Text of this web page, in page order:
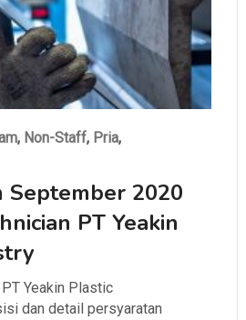
, Non-Staff, Pria,
September 2020
PT Yeakin
Yeakin Plastic
dan detail persyaratan